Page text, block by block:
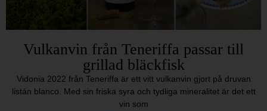
Vulkanvin från Teneriffa passar till
grillad bläckfisk
Vidonia 2022 från Teneriffa är ett vitt vulkanvin gjort på druvan
listán blanco. Med sin friska syra och tydliga mineralitet är det ett
vin som